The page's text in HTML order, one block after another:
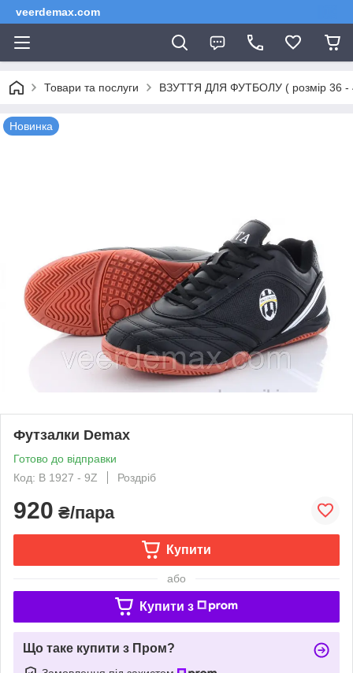
veerdemax.com
Товари та послуги ВЗУТТЯ ДЛЯ ФУТБОЛУ ( розмір 36
Новинка
Футзалки Demax
Готово до відправки
Код: B 1927 - 9Z
Роздріб
920 ₴/пара
Купити
або
Купити з
Що таке купити з Пром?